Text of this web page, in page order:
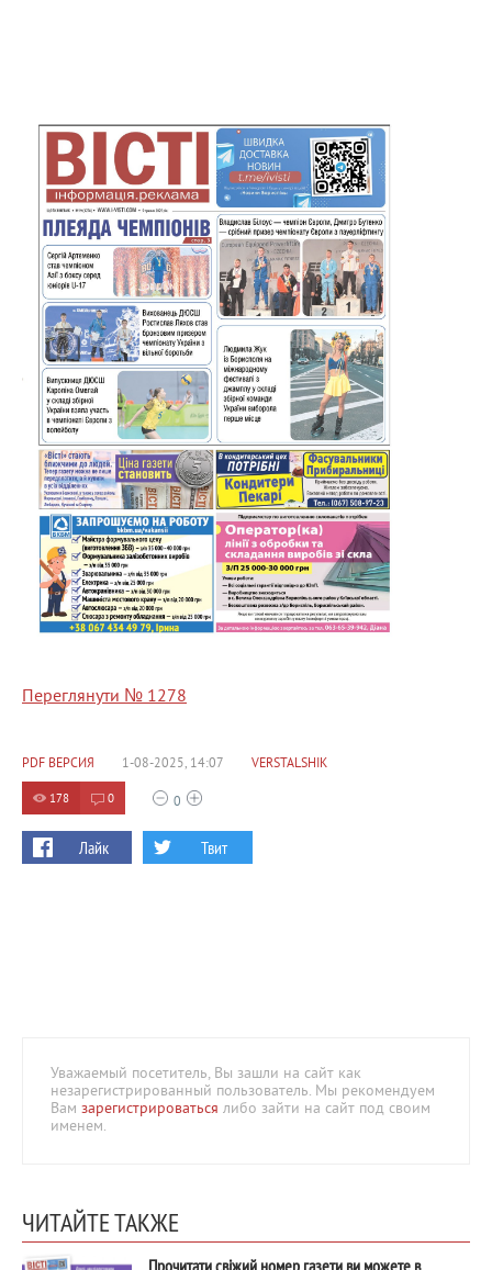
Переглянути № 1278
PDF ВЕРСИЯ 1-08-2025, 14:07 VERSTALSHIK
178 0 0
Лайк Твит
Уважаемый посетитель, Вы зашли на сайт как
незарегистрированный пользователь. Мы рекомендуем
Вам зарегистрироваться либо зайти на сайт под своим
именем.
ЧИТАЙТЕ ТАКЖЕ
Прочитати свіжий номер газети ви можете в